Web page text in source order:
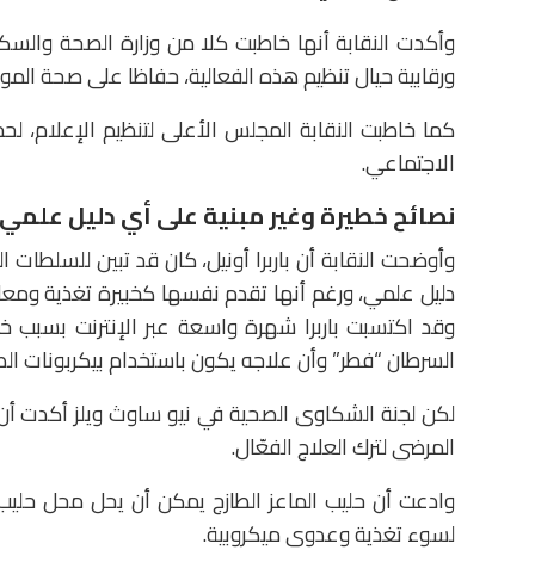
وأكدت النقابة أنها خاطبت كلا من وزارة الصحة
ورقابية حيال تنظيم هذه الفعالية، حفاظا على صحة
كما خاطبت النقابة المجلس الأعلى لتنظيم
الاجتماعي.
نصائح خطيرة وغير مبنية على أي دليل علمي
وأوضحت النقابة أن باربرا أونيل، كان قد تبين
دليل علمي، ورغم أنها تقدم نفسها كخبيرة تغذية
وقد اكتسبت باربرا شهرة واسعة عبر الإنترنت بسبب
السرطان “فطر” وأن علاجه يكون باستخدام بيكربونات
لكن لجنة الشكاوى الصحية في نيو ساوث ويلز أكدت
المرضى لترك العلاج الفعّال.
وادعت أن حليب الماعز الطازج يمكن أن يحل محل
لسوء تغذية وعدوى ميكروبية.